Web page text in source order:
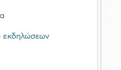
εκδηλώσεων